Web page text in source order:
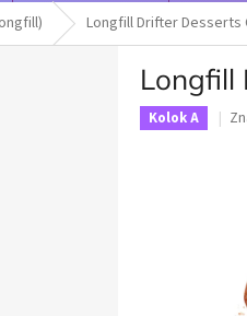
Longfill Drifter Desserts
Longfill
Kolok A